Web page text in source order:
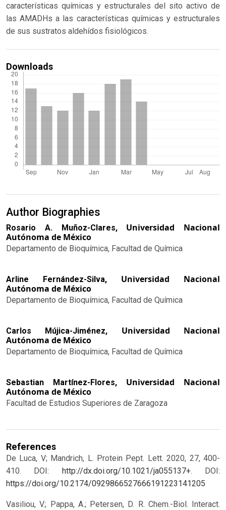
características químicas y estructurales del sito activo de
las AMADHs a las características químicas y estructurales
de sus sustratos aldehídos fisiológicos.
Downloads
Author Biographies
Rosario A. Muñoz-Clares, Universidad Nacional
Autónoma de México
Departamento de Bioquímica, Facultad de Química
Arline Fernández-Silva, Universidad Nacional
Autónoma de México
Departamento de Bioquímica, Facultad de Química
Carlos Mújica-Jiménez, Universidad Nacional
Autónoma de México
Departamento de Bioquímica, Facultad de Química
Sebastian Martínez-Flores, Universidad Nacional
Autónoma de México
Facultad de Estudios Superiores de Zaragoza
References
De Luca, V; Mandrich, L. Protein Pept. Lett. 2020, 27, 400-
410. DOI: http://dx.doi.org/10.1021/ja055137+. DOI:
https://doi.org/10.2174/0929866527666191223141205
Vasiliou, V.; Pappa, A.; Petersen, D. R. Chem.-Biol. Interact.